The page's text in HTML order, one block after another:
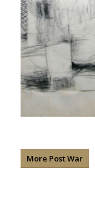
More Post War